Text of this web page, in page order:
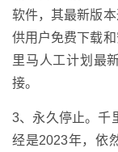
软件，其最新版
供用户免费下载
里马人工计划最
接。
3、永久停止。千
经是2023年，依